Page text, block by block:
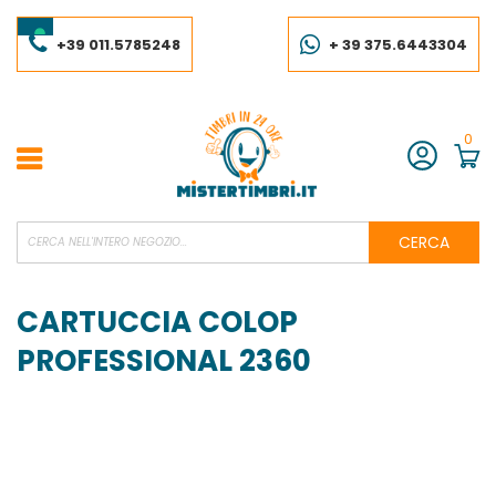
al
contenuto+39 011.5785248 + 39 375.6443304
Account
0
CERCA
CARTUCCIA COLOP
PROFESSIONAL 2360